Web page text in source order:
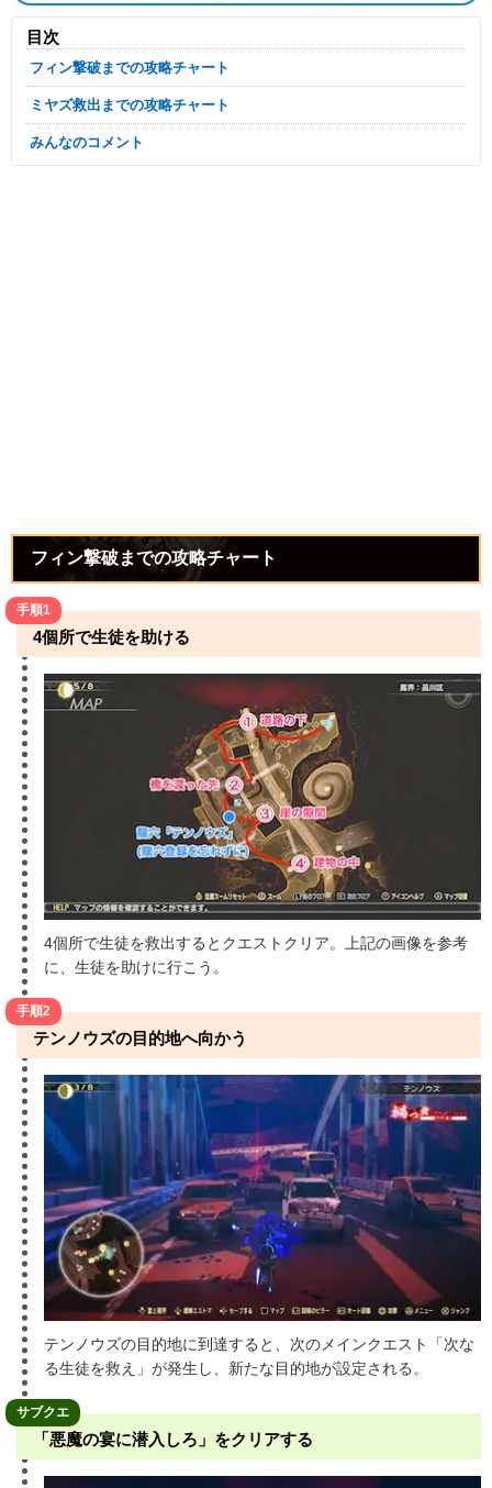
目次
フィン撃破までの攻略チャート
ミヤズ救出までの攻略チャート
みんなのコメント
フィン撃破までの攻略チャート
4個所で生徒を助ける
手順1
4個所で生徒を救出するとクエストクリア。上記の画像を参考
に、生徒を助けに行こう。
テンノウズの目的地へ向かう
手順2
テンノウズの目的地に到達すると、次のメインクエスト「次な
る生徒を救え」が発生し、新たな目的地が設定される。
「悪魔の宴に潜入しろ」をクリアする
サブクエ